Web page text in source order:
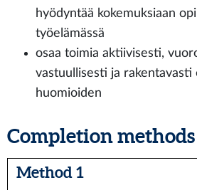
hyödyntää kokemuksiaan
työelämässä
osaa toimia aktiivisesti,
vastuullisesti ja rakentavasti
huomioiden
Completion methods
Method 1